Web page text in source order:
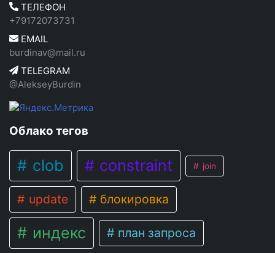
ТЕЛЕФОН
+79172073731
EMAIL
burdinav@mail.ru
TELEGRAM
@AlekseyBurdin
Облако тегов
clob constraint join
update блокировка
индекс план запроса